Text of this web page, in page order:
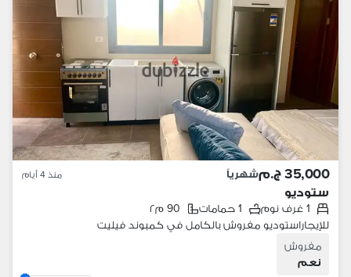
35,000 ج.م شهرياً منذ 4 أيام
ستوديو
1 غرف نوم 1 حمامات
90 م٢
للإيجاراستوديو مفروش بالكامل في كمبوند فيليت
مفروش
نعم